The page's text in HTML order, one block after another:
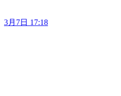
3月7日 17:18